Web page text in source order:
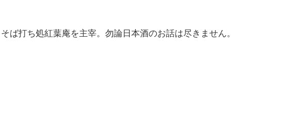
打ち処紅葉庵を主宰。勿論日本酒のお話は尽きません。